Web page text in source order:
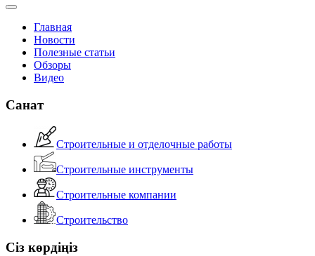
Главная
Новости
Полезные статьи
Обзоры
Видео
Санат
Строительные и отделочные работы
Строительные инструменты
Строительные компании
Строительство
Сіз көрдіңіз